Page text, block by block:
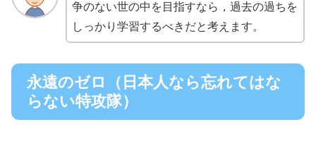
争のない世の中を目指すなら，過去の過ちを
しっかり学習するべきだと考えます。
永遠のゼロ（日本人なら忘れてはな
らない特攻隊）